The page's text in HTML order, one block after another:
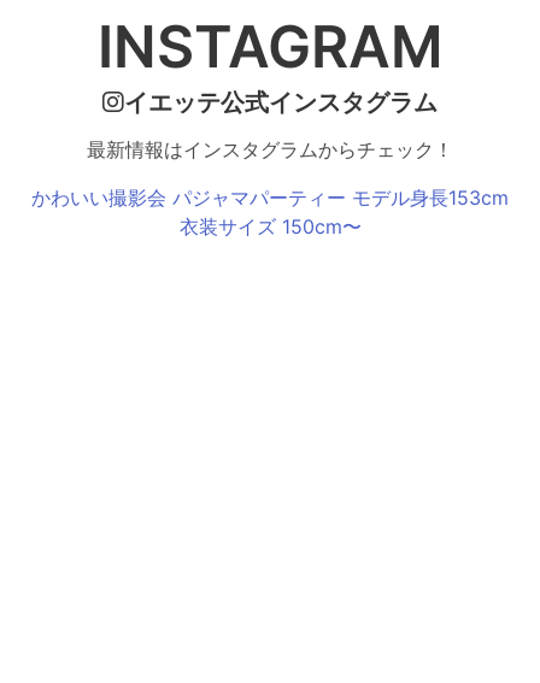
INSTAGRAM
イエッテ公式インスタグラム
最新情報はインスタグラムからチェック！
かわいい撮影会 パジャマパーティー モデル身長153cm
衣装サイズ 150cm〜